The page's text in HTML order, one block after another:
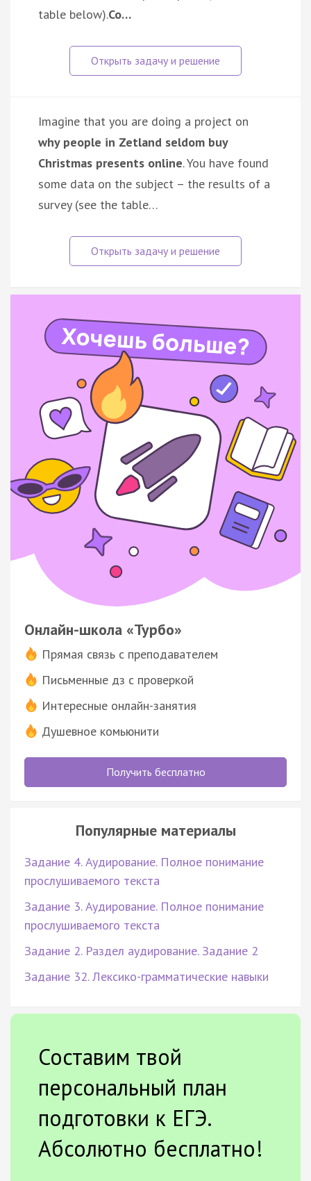
table below).Co…
Imagine that you are doing a project on
why people in Zetland seldom buy
Christmas presents online. You have found
some data on the subject – the results of a
survey (see the table…
Онлайн-школа «Турбо»
Прямая связь с преподавателем
Письменные дз с проверкой
Интересные онлайн-занятия
Душевное комьюнити
Получить бесплатно
Популярные материалы
Задание 4. Аудирование. Полное понимание
прослушиваемого текста
Задание 3. Аудирование. Полное понимание
прослушиваемого текста
Задание 2. Раздел аудирование. Задание 2
Задание 32. Лексико-грамматические навыки
Составим твой
персональный план
подготовки к ЕГЭ.
Абсолютно бесплатно!